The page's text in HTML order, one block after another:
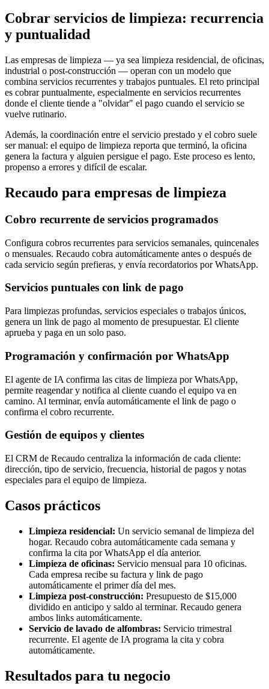
Cobrar servicios de limpieza: recurrencia
y puntualidad
Las empresas de limpieza — ya sea limpieza residencial, de oficinas,
industrial o post-construcción — operan con un modelo que
combina servicios recurrentes y trabajos puntuales. El reto principal
es cobrar puntualmente, especialmente en servicios recurrentes
donde el cliente tiende a "olvidar" el pago cuando el servicio se
vuelve rutinario.
Además, la coordinación entre el servicio prestado y el cobro suele
ser manual: el equipo de limpieza reporta que terminó, la oficina
genera la factura y alguien persigue el pago. Este proceso es lento,
propenso a errores y difícil de escalar.
Recaudo para empresas de limpieza
Cobro recurrente de servicios programados
Configura cobros recurrentes para servicios semanales, quincenales
o mensuales. Recaudo cobra automáticamente antes o después de
cada servicio según prefieras, y envía recordatorios por WhatsApp.
Servicios puntuales con link de pago
Para limpiezas profundas, servicios especiales o trabajos únicos,
genera un link de pago al momento de presupuestar. El cliente
aprueba y paga en un solo paso.
Programación y confirmación por WhatsApp
El agente de IA confirma las citas de limpieza por WhatsApp,
permite reagendar y notifica al cliente cuando el equipo va en
camino. Al terminar, envía automáticamente el link de pago o
confirma el cobro recurrente.
Gestión de equipos y clientes
El CRM de Recaudo centraliza la información de cada cliente:
dirección, tipo de servicio, frecuencia, historial de pagos y notas
especiales para el equipo de limpieza.
Casos prácticos
Limpieza residencial: Un servicio semanal de limpieza del
hogar. Recaudo cobra automáticamente cada semana y
confirma la cita por WhatsApp el día anterior.
Limpieza de oficinas: Servicio mensual para 10 oficinas.
Cada empresa recibe su factura y link de pago
automáticamente el primer día del mes.
Limpieza post-construcción: Presupuesto de $15,000
dividido en anticipo y saldo al terminar. Recaudo genera
ambos links automáticamente.
Servicio de lavado de alfombras: Servicio trimestral
recurrente. El agente de IA programa la cita y cobra
automáticamente.
Resultados para tu negocio